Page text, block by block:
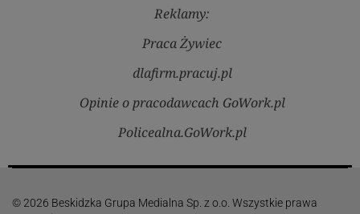
Reklamy:
Praca Żywiec
dlafirm.pracuj.pl
Opinie o pracodawcach GoWork.pl
Policealna.GoWork.pl
© 2026 Beskidzka Grupa Medialna Sp. z o.o. Wszystkie prawa